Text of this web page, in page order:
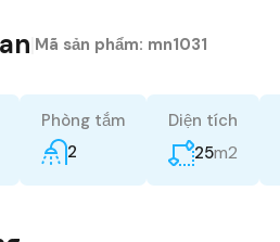
Mã sản phẩm: mn1031
Phòng tắm
2
Diện tích
25m2